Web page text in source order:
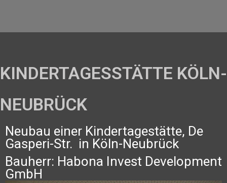
KINDERTAGESSTÄTTE KÖLN-
NEUBRÜCK
Neubau einer Kindertagestätte, De
Gasperi-Str. in Köln-Neubrück
Bauherr: Habona Invest Development
GmbH